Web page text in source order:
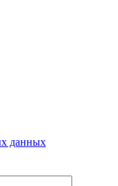
данных